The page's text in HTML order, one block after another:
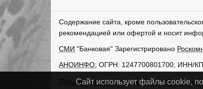
Содержание сайта, кроме
рекомендацией или офертой и носит
СМИ "Банковая" Зарегистрировано
АНОИНФО; ОГРН: 1247700801700; ИНН/
Пользовательское соглашение Политика
Сайт использует файлы cookie,